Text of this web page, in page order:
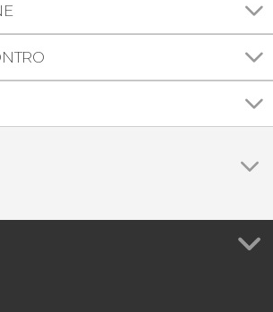
casa di José Saramago